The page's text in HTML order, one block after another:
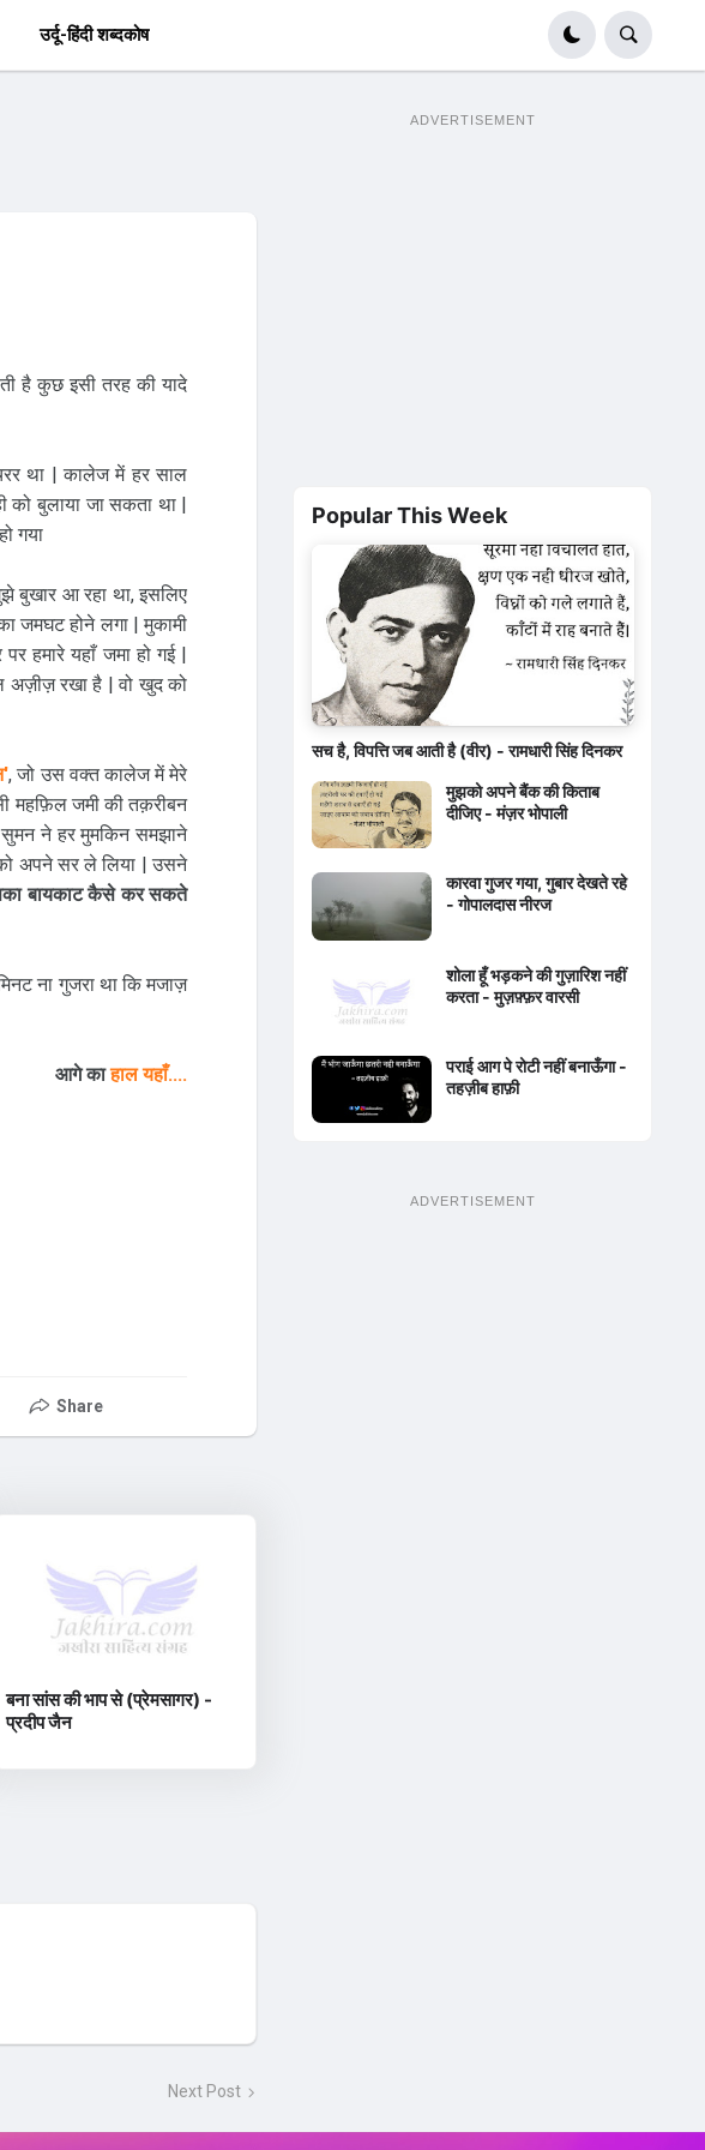
उर्दू-हिंदी शब्दकोष
है कुछ इसी तरह की यादे
था | कालेज में हर साल
को बुलाया जा सकता था |
गया
बुखार आ रहा था, इसलिए
जमघट होने लगा | मुकामी
हमारे यहाँ जमा हो गई |
अज़ीज़ रखा है | वो खुद को
, जो उस वक्त कालेज में मेरे
महफ़िल जमी की तक़रीबन
ने हर मुमकिन समझाने
अपने सर ले लिया | उसने
बायकाट कैसे कर सकते
ना गुजरा था कि मजाज़
आगे काहाल यहाँ....
Share
बना सांस की भाप से (प्रेमसागर) -
प्रदीप जैन
Next Post
ADVERTISEMENT
Popular This Week
सच है, विपत्ति जब आती है (वीर) - रामधारी सिंह दिनकर
मुझको अपने बैंक की किताब
दीजिए - मंज़र भोपाली
कारवा गुजर गया, गुबार देखते रहे
- गोपालदास नीरज
शोला हूँ भड़कने की गुज़ारिश नहीं
करता - मुज़फ़्फ़र वारसी
पराई आग पे रोटी नहीं बनाऊँगा -
तहज़ीब हाफ़ी
ADVERTISEMENT